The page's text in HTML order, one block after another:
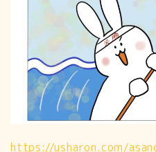
https://usharon.com/